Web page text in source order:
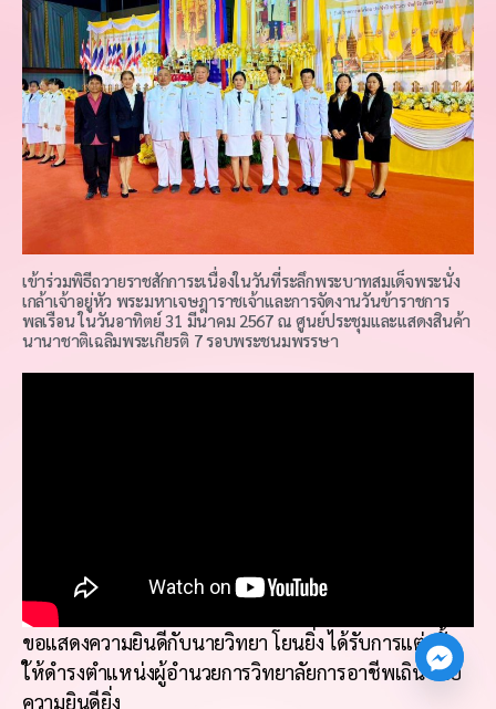
เข้าร่วมพิธีถวายราชสักการะเนื่องในวันที่ระลึกพระบาทสมเด็จพระนั่ง
เกล้าเจ้าอยู่หัว พระมหาเจษฎาราชเจ้าและการจัดงานวันข้าราชการ
พลเรือน ในวันอาทิตย์ 31 มีนาคม 2567 ณ ศูนย์ประชุมและแสดงสินค้า
นานาชาติเฉลิมพระเกียรติ 7 รอบพระชนมพรรษา
ขอแสดงความยินดีกับนายวิทยา โยนยิ่งได้รับการแต่งตั้ง
ใ้ห้ดำรงตำแหน่งผู้อำนวยการวิทยาลัยการอาชีพเถินด้วย
ความยินดียิ่ง